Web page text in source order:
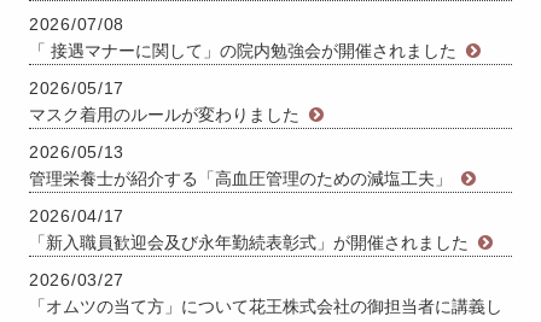
2026/07/08
「 接遇マナーに関して」の院内勉強会が開催されました
2026/05/17
マスク着用のルールが変わりました
2026/05/13
管理栄養士が紹介する「高血圧管理のための減塩工夫」
2026/04/17
「新入職員歓迎会及び永年勤続表彰式」が開催されました
2026/03/27
「オムツの当て方」について花王株式会社の御担当者に講義し